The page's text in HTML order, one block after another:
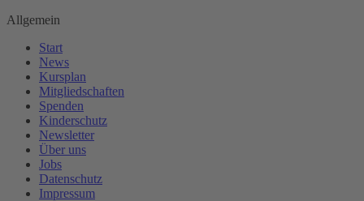
Allgemein
Start
News
Kursplan
Mitgliedschaften
Spenden
Kinderschutz
Newsletter
Über uns
Jobs
Datenschutz
Impressum